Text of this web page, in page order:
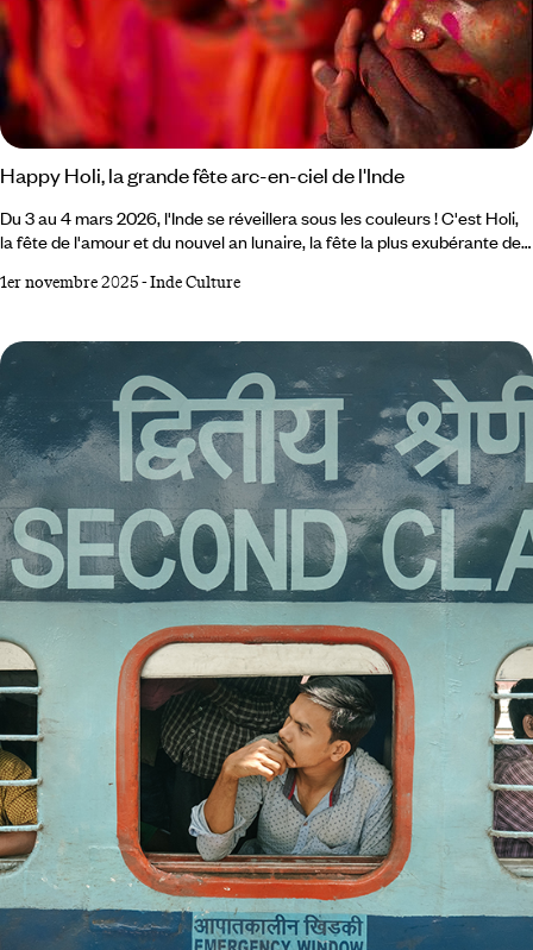
Happy Holi, la grande fête arc-en-ciel de l'Inde
Du 3 au 4 mars 2026, l'Inde se réveillera sous les couleurs ! C'est Holi,
la fête de l'amour et du nouvel an lunaire, la fête la plus exubérante de
1,5 milliard d'habitants, de cultures et de religions très diverses.
et une bonne partie d'entre eux bénéficie au minimum d'un pittoresque
festival de village, où l'on sort la divinité dans les champs, sous les
chants et les hourras.
1er novembre 2025-Inde Culture